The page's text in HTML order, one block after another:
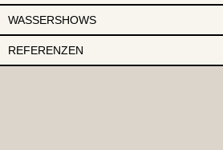
WASSERSHOWS
REFERENZEN